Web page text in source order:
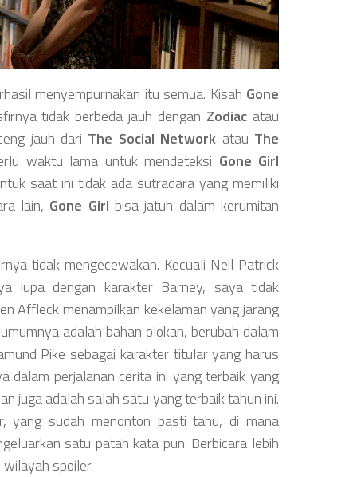
menyempurnakan itu semua. Kisah Gone
tidak berbeda jauh dengan Zodiac atau
jauh dari The Social Network atau The
waktu lama untuk mendeteksi Gone Girl
saat ini tidak ada sutradara yang memiliki
lain, Gone Girl bisa jatuh dalam kerumitan
tidak mengecewakan. Kecuali Neil Patrick
lupa dengan karakter Barney, saya tidak
Affleck menampilkan kekelaman yang jarang
adalah bahan olokan, berubah dalam
Pike sebagai karakter titular yang harus
dalam perjalanan cerita ini yang terbaik yang
juga adalah salah satu yang terbaik tahun ini.
yang sudah menonton pasti tahu, di mana
satu patah kata pun. Berbicara lebih
spoiler.